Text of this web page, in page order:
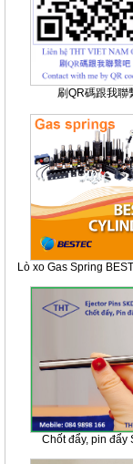
刷QR碼跟我聯
Lò xo Gas Spring
Chốt đẩy, pin đẩy